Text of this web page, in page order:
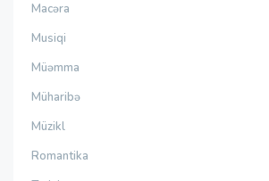
Macəra
Musiqi
Müəmma
Müharibə
Müzikl
Romantika